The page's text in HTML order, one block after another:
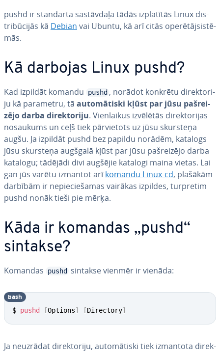
pushd ir standarta sa­stāv­da­ļa tādās iz­pla­tī­tās Linux dis­
tri­bū­ci­jās kā Debian vai Ubuntu, kā arī citās ope­rē­tājsis­tē­
mās.
Kā darbojas Linux pushd?
Kad izpildāt komandu pushd , norādot konkrētu di­rek­to­ri­
ju kā parametru, tā au­to­mā­tis­ki kļūst par jūsu pa­šrei­
zē­jo darba di­rek­to­ri­ju. Vien­lai­kus izvēlētās di­rek­to­ri­jas
nosaukums un ceļš tiek pār­vie­tots uz jūsu skursteņa
augšu. Ja izpildāt pushd bez papildu norādēm, katalogs
jūsu skursteņa augšgalā kļūst par jūsu pa­šrei­zē­jo darba
katalogu; tādējādi divi augšējie katalogi maina vietas. Lai
gan jūs varētu izmantot arīkomandu Linux-cd, plašākām
darbībām ir ne­pie­cie­ša­mas vairākas izpildes, turpretim
pushd nonāk tieši pie mērķa.
Kāda ir komandas „pushd“
sintakse?
Komandas pushd sintakse vienmēr ir vienāda:
$ pushd [Options] [Directory]
bash
Ja neuzrādat di­rek­to­ri­ju, au­to­mā­tis­ki tiek izmantota di­rek­